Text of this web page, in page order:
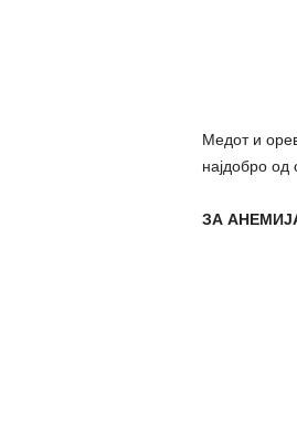
Медот и
најдобро од
ЗА